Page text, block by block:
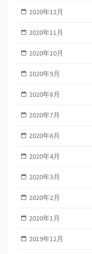
2020年12月
2020年11月
2020年10月
2020年9月
2020年8月
2020年7月
2020年6月
2020年4月
2020年3月
2020年2月
2020年1月
2019年12月